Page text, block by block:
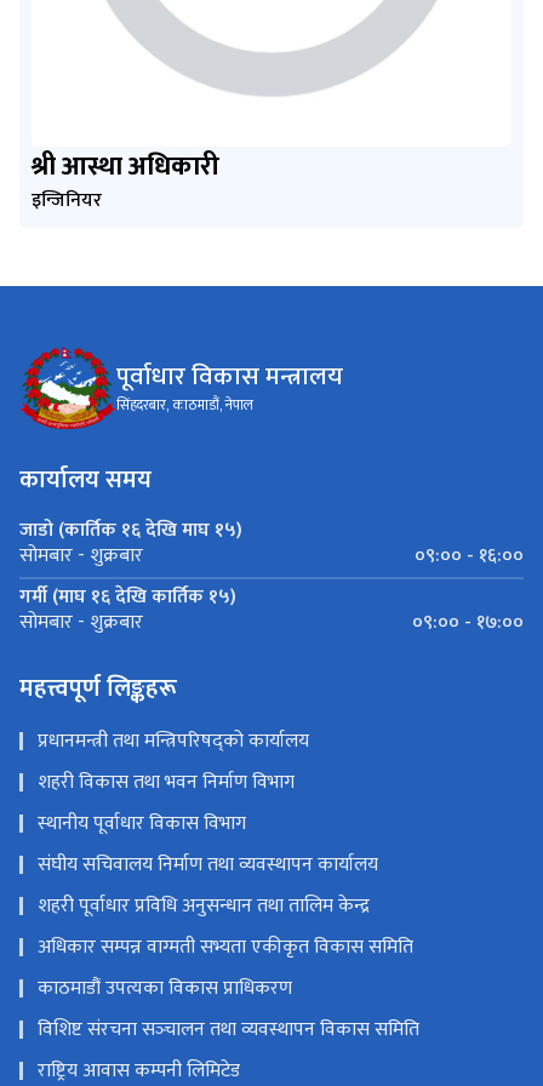
श्री आस्था अधिकारी
इन्जिनियर
पूर्वाधार विकास मन्त्रालय
सिंहदरबार, काठमाडौं, नेपाल
कार्यालय समय
जाडो (कार्तिक १६ देखि माघ १५)
सोमबार - शुक्रबार
०९:०० - १६:००
गर्मी (माघ १६ देखि कार्तिक १५)
सोमबार - शुक्रबार ०९:०० - १७:००
महत्त्वपूर्ण लिङ्कहरू
प्रधानमन्त्री तथा मन्त्रिपरिषद्को कार्यालय
शहरी विकास तथा भवन निर्माण विभाग
स्थानीय पूर्वाधार विकास विभाग
संघीय सचिवालय निर्माण तथा व्यवस्थापन कार्यालय
शहरी पूर्वाधार प्रविधि अनुसन्धान तथा तालिम केन्द्र
अधिकार सम्पन्न वाग्मती सभ्यता एकीकृत विकास समिति
काठमाडौं उपत्यका विकास प्राधिकरण
विशिष्ट संरचना सञ्‍चालन तथा व्यवस्थापन विकास समिति
राष्ट्रिय आवास कम्पनी लिमिटेड